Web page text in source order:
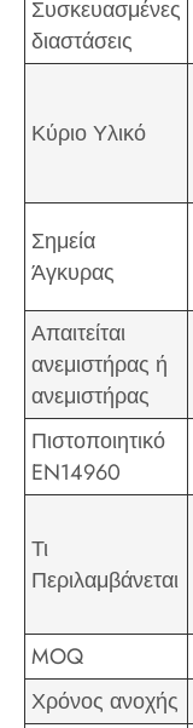
Συσκευασμένες
διαστάσεις
Κύριο Υλικό
Σημεία
Άγκυρας
Απαιτείται
ανεμιστήρας ή
ανεμιστήρας
Πιστοποιητικό
EN14960
Τι
Περιλαμβάνεται
MOQ
Χρόνος ανοχής